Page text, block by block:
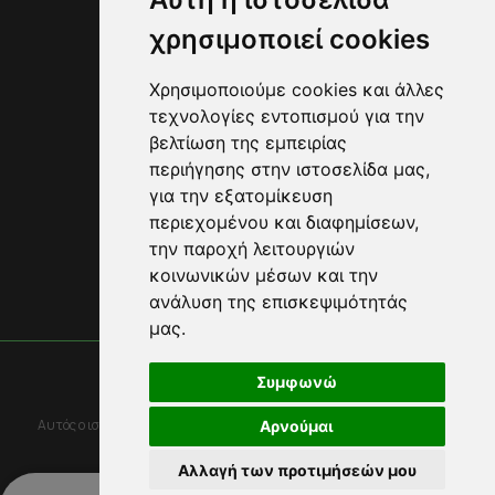
χρησιμοποιεί cookies
Χρησιμοποιούμε cookies και άλλες
τεχνολογίες εντοπισμού για την
βελτίωση της εμπειρίας
περιήγησης στην ιστοσελίδα μας,
για την εξατομίκευση
περιεχομένου και διαφημίσεων,
την παροχή λειτουργιών
κοινωνικών μέσων και την
ανάλυση της επισκεψιμότητάς
μας.
Συμφωνώ
Αρνούμαι
Αλλαγή των προτιμήσεών μου
Διανομές
FAQ
Επικοινωνία
Πληροφορίες
Όροι Χρήσης
Πολιτική Απορρήτου
Πολιτική Cookies
Cookies preferences
Ακολουθήστε μας
Πίσω στην κορυφή
© 2023 do-eat.gr
by NetPlanet
Αυτός ο ιστότοπος προστατεύεται από το reCAPTCHA και την Google
Πολιτική ΑπορρήτουandΌροι χρήσηςισχύουν.